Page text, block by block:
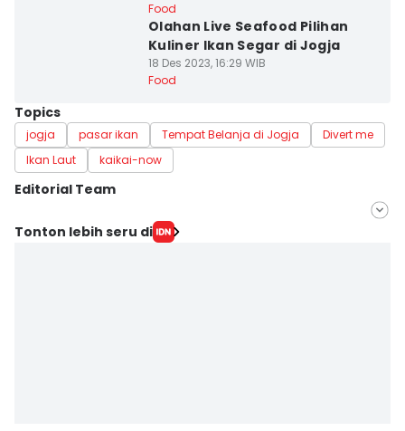
Food
Olahan Live Seafood Pilihan
Kuliner Ikan Segar di Jogja
18 Des 2023, 16:29 WIB
Food
Topics
jogja pasar ikan Tempat Belanja di Jogja
Divert me
Ikan Laut
kaikai-now
Editorial Team
Editor
Tonton lebih seru di